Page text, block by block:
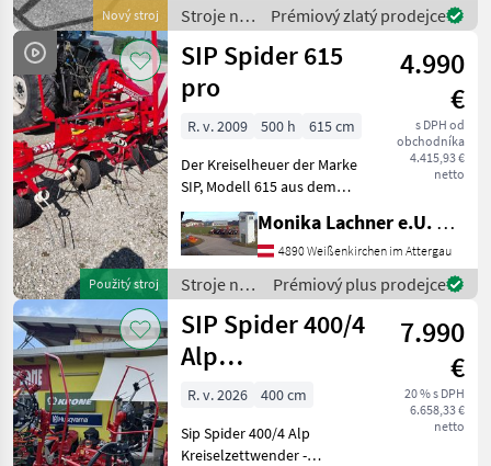
Nový stroj
Arbeitshöhe und des
Streuwinkels
Stroje na
zber
objemových
krmív /
SIP
Prémiový zlatý prodejce
Použitý stroj
SIP Spider 615
pro
4.990
€
s DPH od
obchodníka
4.415,93 €
netto
R. v. 2009 500 h
615 cm
Der Kreiselheuer der Marke
SIP, Modell 615 aus dem
Baujahr 2009 ist ein
zuverlässiges
landwirtschaftliches Gerät,
das sich ideal für die
effiziente Heuernte eignet.
Monika Lachner e.U. Maschinenhandel
4890 Weißenkirchen im Attergau
Stroje na
zber
objemových
krmív /
SIP
Prémiový plus prodejce
SIP Spider 400/4
Alp
Kreiselzettwender
7.990
€
20 % s DPH
6.658,33 €
netto
R. v. 2026
400 cm
Sip Spider 400/4 Alp
Kreiselzettwender -